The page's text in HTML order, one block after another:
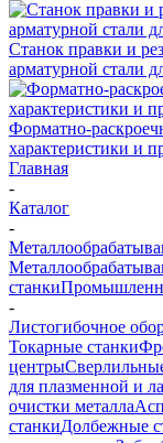
Станок правки и
арматурной стали
Форматно-
характеристики и
Главная
-
Каталог
-
станки
-
Листогибочное
Токарные станки
центры
для плазменной и
очистки металла
станкиДолбежные